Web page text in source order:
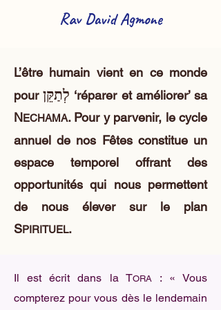
Rav David Agmone
L’être humain vient en ce monde
pour
‘réparer et améliorer’ sa
NECHAMA. Pour y parvenir, le cycle
annuel de nos Fêtes constitue un
espace temporel offrant des
opportunités qui nous permettent
de nous élever sur le plan
SPIRITUEL.
Il est écrit dans la TORA: « Vous
compterez pour vous dès le lendemain